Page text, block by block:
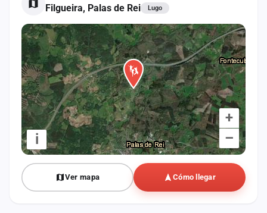
Filgueira, Palas de Rei Lugo
+
–
i
Ver mapa Cómo llegar